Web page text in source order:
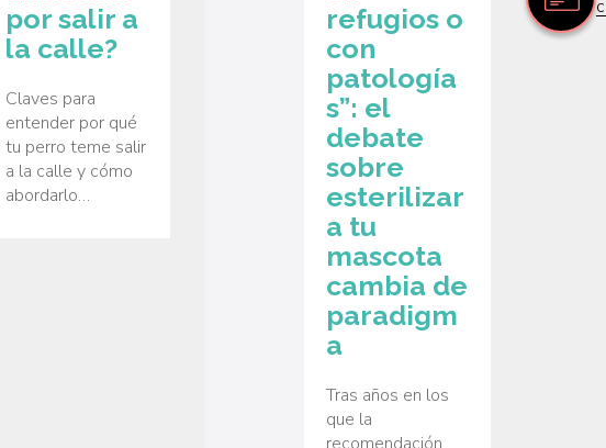
por salir a
la calle?
Claves para
entender por qué
tu perro teme salir
a la calle y cómo
abordarlo…
refugios o
con
patología
s”: el
debate
sobre
esterilizar
a tu
mascota
cambia de
paradigm
a
Tras años en los
que la
recomendación